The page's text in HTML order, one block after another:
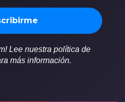
Lee nuestra política de
más información.